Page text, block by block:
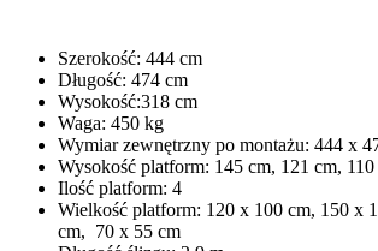
Szerokość: 444 cm
Długość: 474 cm
Wysokość:318 cm
Waga: 450 kg
Wymiar zewnętrzny po montażu: 444 x
Wysokość platform: 145 cm, 121 cm,
Ilość platform: 4
Wielkość platform: 120 x 100 cm, 150 x
cm, 70 x 55 cm